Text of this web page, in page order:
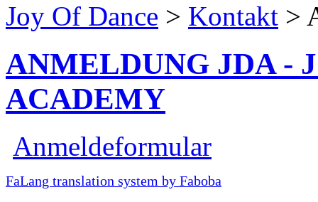
Joy Of Dance > Kontakt >
ANMELDUNG JDA -
ACADEMY
Anmeldeformular
FaLang translation system by Faboba